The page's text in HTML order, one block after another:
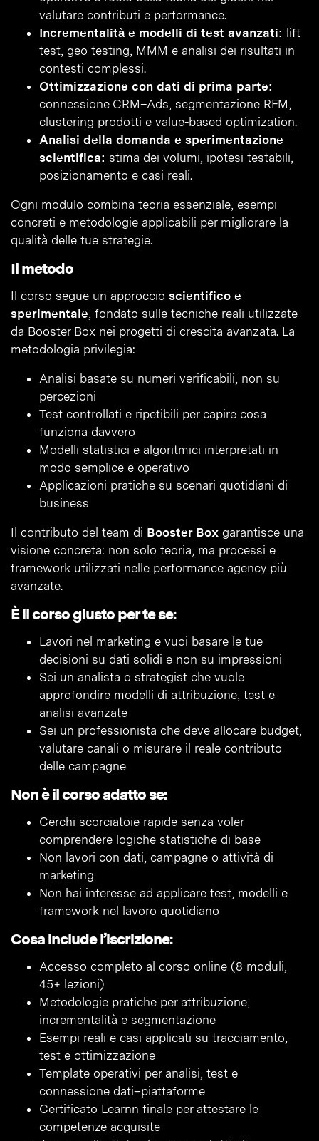
valutare contributi e performance.
Incrementalità e modelli di test avanzati: lift
test, geo testing, MMM e analisi dei risultati in
contesti complessi.
Ottimizzazione con dati di prima parte:
connessione CRM–Ads, segmentazione RFM,
clustering prodotti e value-based optimization.
Analisi della domanda e sperimentazione
scientifica: stima dei volumi, ipotesi testabili,
posizionamento e casi reali.
Ogni modulo combina teoria essenziale, esempi
concreti e metodologie applicabili per migliorare la
qualità delle tue strategie.
Il metodo
Il corso segue un approccio scientifico e
sperimentale, fondato sulle tecniche reali utilizzate
da Booster Box nei progetti di crescita avanzata. La
metodologia privilegia:
Analisi basate su numeri verificabili, non su
percezioni
Test controllati e ripetibili per capire cosa
funziona davvero
Modelli statistici e algoritmici interpretati in
modo semplice e operativo
Applicazioni pratiche su scenari quotidiani di
business
Il contributo del team di Booster Box garantisce una
visione concreta: non solo teoria, ma processi e
framework utilizzati nelle performance agency più
avanzate.
È il corso giusto per te se:
Lavori nel marketing e vuoi basare le tue
decisioni su dati solidi e non su impressioni
Sei un analista o strategist che vuole
approfondire modelli di attribuzione, test e
analisi avanzate
Sei un professionista che deve allocare budget,
valutare canali o misurare il reale contributo
delle campagne
Non è il corso adatto se:
Cerchi scorciatoie rapide senza voler
comprendere logiche statistiche di base
Non lavori con dati, campagne o attività di
marketing
Non hai interesse ad applicare test, modelli e
framework nel lavoro quotidiano
Cosa include l’iscrizione:
Accesso completo al corso online (8 moduli,
45+ lezioni)
Metodologie pratiche per attribuzione,
incrementalità e segmentazione
Esempi reali e casi applicati su tracciamento,
test e ottimizzazione
Template operativi per analisi, test e
connessione dati–piattaforme
Certificato Learnn finale per attestare le
competenze acquisite